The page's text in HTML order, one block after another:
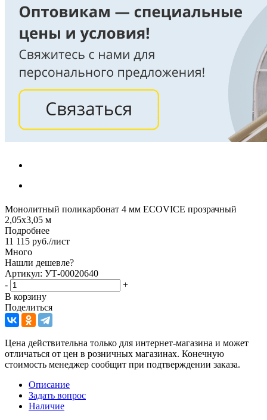
Монолитный поликарбонат 4 мм ECOVICE прозрачный
2,05х3,05 м
Подробнее
11 115 руб./лист
Много
Нашли дешевле?
Артикул: УТ-00020640
-
+
В корзину
Поделиться
Цена действительна только для интернет-магазина и может
отличаться от цен в розничных магазинах. Конечную
стоимость менеджер сообщит при подтверждении заказа.
Описание
Задать вопрос
Наличие